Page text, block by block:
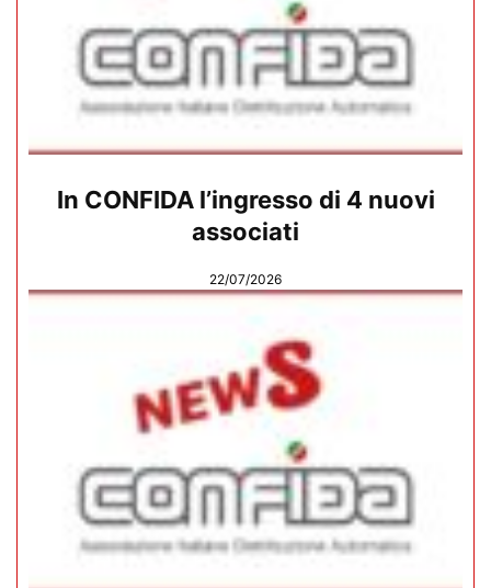
In CONFIDA l’ingresso di 4 nuovi
associati
22/07/2026